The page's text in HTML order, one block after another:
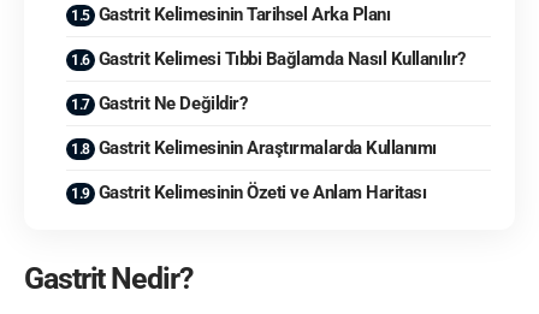
Gastrit Kelimesinin Tarihsel Arka Planı
Gastrit Kelimesi Tıbbi Bağlamda Nasıl Kullanılır?
Gastrit Ne Değildir?
Gastrit Kelimesinin Araştırmalarda Kullanımı
Gastrit Kelimesinin Özeti ve Anlam Haritası
Gastrit Nedir?